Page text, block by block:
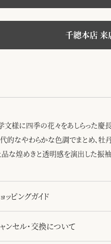
千總本店 来
文様に四季の花々をあしらった慶
代的なやわらかな色調でまとめ、牡
品な煌めきと透明感を演出した振袖
ッピングガイド
ンセル・交換について